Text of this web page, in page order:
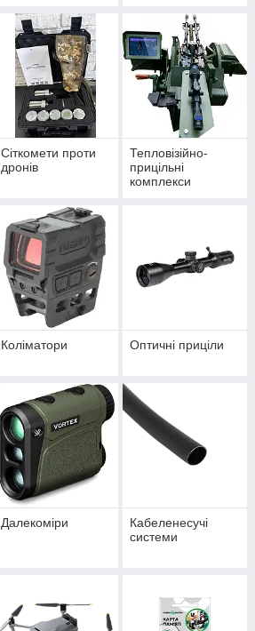
Сіткомети проти
дронів
Тепловізійно-
прицільні
комплекси
Коліматори Оптичні приціли
Далекоміри
Кабеленесучі
системи